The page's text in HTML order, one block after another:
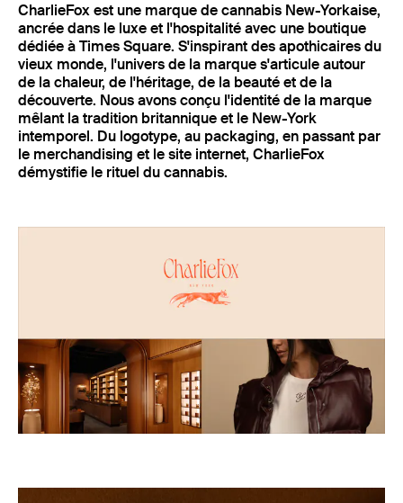
CharlieFox est une marque de cannabis New-Yorkaise,
ancrée dans le luxe et l'hospitalité avec une boutique
dédiée à Times Square. S'inspirant des apothicaires du
vieux monde, l'univers de la marque s'articule autour
de la chaleur, de l'héritage, de la beauté et de la
découverte. Nous avons conçu l'identité de la marque
mêlant la tradition britannique et le New-York
intemporel. Du logotype, au packaging, en passant par
le merchandising et le site internet, CharlieFox
démystifie le rituel du cannabis.